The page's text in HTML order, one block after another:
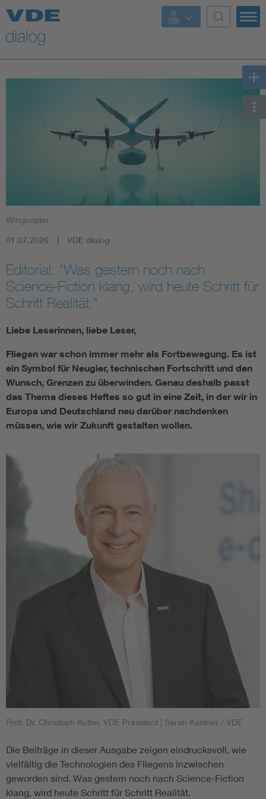
Wingcopter
01.07.2026 VDE dialog
Editorial: "Was gestern noch nach
Science-Fiction klang, wird heute Schritt für
Schritt Realität."
Liebe Leserinnen, liebe Leser,
Fliegen war schon immer mehr als Fortbewegung. Es ist
ein Symbol für Neugier, technischen Fortschritt und den
Wunsch, Grenzen zu überwinden. Genau deshalb passt
das Thema dieses Heftes so gut in eine Zeit, in der wir in
Europa und Deutschland neu darüber nachdenken
müssen, wie wir Zukunft gestalten wollen.
Prof. Dr. Christoph Kutter, VDE Präsident | Sarah Kastner / VDE
Die Beiträge in dieser Ausgabe zeigen eindrucksvoll, wie
vielfältig die Technologien des Fliegens inzwischen
geworden sind. Was gestern noch nach Science-Fiction
klang, wird heute Schritt für Schritt Realität.